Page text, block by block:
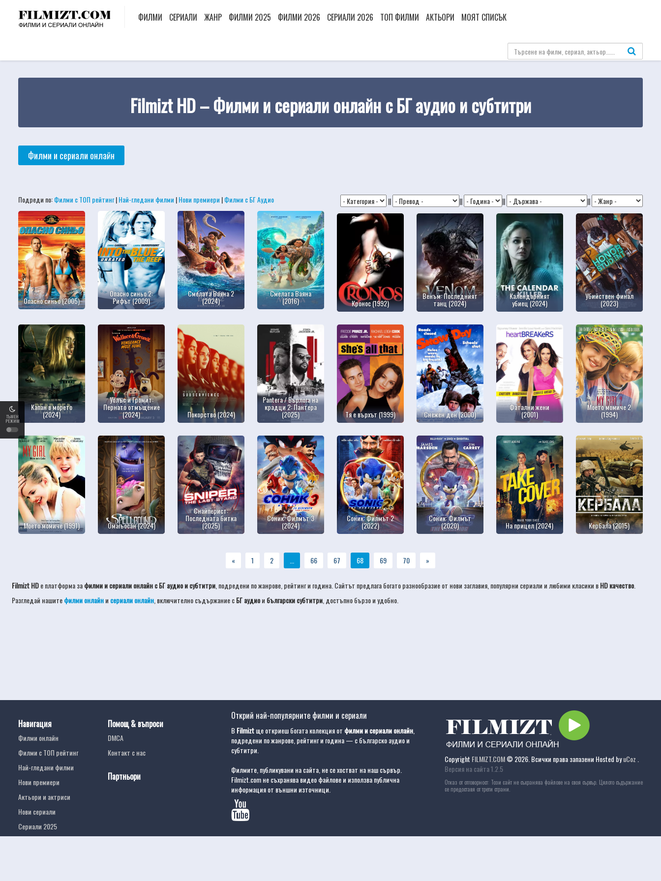
ТЪМЕН
РЕЖИМ
ФИЛМИ СЕРИАЛИ ЖАНР ФИЛМИ 2025 ФИЛМИ 2026 СЕРИАЛИ 2026 ТОП ФИЛМИ АКТЬОРИ МОЯТ СПИСЪК
Filmizt HD – Филми и сериали онлайн с БГ аудио и субтитри
Филми и сериали онлайн
Подреди по:Филми с ТОП рейтинг|Най-гледани филми |Нови премиери |Филми с БГ Аудио || || || ||
Опасно синьо (2005)
Опасно синьо 2:
Рифът (2009)
Смелата Ваяна 2
(2024)
Смелата Ваяна
(2016) Кронос (1992)
Венъм: Последният
танц (2024)
Календарният
убиец (2024)
Убийствен финал
(2023)
Капан в морето
(2024)
Уолъс и Громит:
Пернато отмъщение
(2024) Покорство (2024)
Pantera / Бърлога на
крадци 2: Пантера
(2025) Тя е върхът (1999) Снежен ден (2000)
Фатални жени
(2001)
Моето момиче 2
(1994)
Моето момиче (1991) Омагьосан (2024)
Снайперист:
Последната битка
(2025)
Соник: Филмът 3
(2024)
Соник: Филмът 2
(2022)
Соник: Филмът
(2020) На прицел (2024) Кербала (2015)
« 1 2 66 67 68 69 70 »
Filmizt HDе платформа зафилми и сериали онлайн с БГ аудио и субтитри , подредени по жанрове, рейтинг и година. Сайтът предлага богато разнообразие от нови заглавия, популярни сериали и любими класики вHD качество
Разгледай нашитефилми онлайни сериали онлайн , включително съдържание сБГ аудиои български субтитри , достъпно бързо и удобно.
Навигация
Филми онлайн
Филми с ТОП рейтинг
Най-гледани филми
Нови премиери
Актьори и актриси
Нови сериали
Сериали 2025
Помощ & въпроси
DMCA
Контакт с нас
Партньори
Открий най-популярните филми и сериали
В Filmiztще откриеш богата колекция от филми и сериали онлайн
подредени по жанрове, рейтинг и година — с българско аудио и
субтитри.
Филмите, публикувани на сайта, не се хостват на наш сървър.
Filmizt.com не съхранява видео файлове и използва публична
информация от външни източници.
Copyright FILMIZT.COM© 2026. Всички права запазени Hosted byuCoz
Версия на сайта 1.2.5
Отказ от отговорност: Този сайт не съхранява файлове на своя сървър. Цялото съдържание
се предоставя от трети страни.